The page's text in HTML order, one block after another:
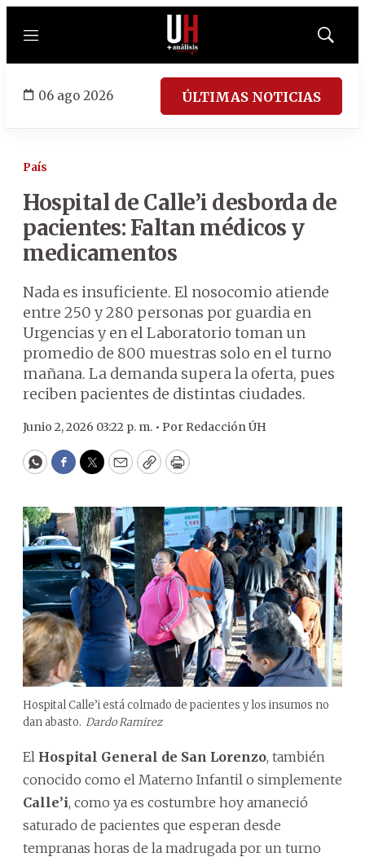
Menú
Mostrar
06 ago 2026 ÚLTIMAS NOTICIAS
País
Hospital de Calle’i desborda de
pacientes: Faltan médicos y
medicamentos
Nada es insuficiente. El nosocomio atiende
entre 250 y 280 personas por guardia en
Urgencias y en el Laboratorio toman un
promedio de 800 muestras solo en el turno
mañana. La demanda supera la oferta, pues
reciben pacientes de distintas ciudades.
Junio 2, 2026 03:22 p. m. • Por Redacción ÚH
WhatsApp
Facebook
Twitter
EmailCopyPrint
Hospital Calle’i está colmado de pacientes y los insumos no
dan abasto. Dardo Ramirez
El Hospital General de San Lorenzo, también
conocido como el Materno Infantil o simplemente
Calle’i, como ya es costumbre hoy amaneció
saturado de pacientes que esperan desde
tempranas horas de la madrugada por un turno